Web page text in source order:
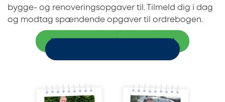
bygge- og renoveringsopgaver til. Tilmeld dig i dag
og modtag spændende opgaver til ordrebogen.
Indhent 3 uforpligtende tilbud